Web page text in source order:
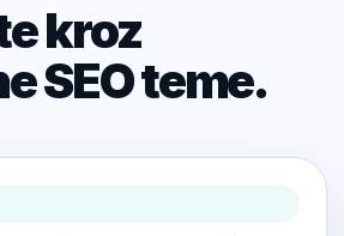
kroz
SEO teme.